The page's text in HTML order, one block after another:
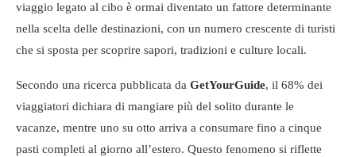
viaggio legato al cibo è ormai diventato un fattore determinante
nella scelta delle destinazioni, con un numero crescente di turisti
che si sposta per scoprire sapori, tradizioni e culture locali.
Secondo una ricerca pubblicata da GetYourGuide, il 68% dei
viaggiatori dichiara di mangiare più del solito durante le
vacanze, mentre uno su otto arriva a consumare fino a cinque
pasti completi al giorno all’estero. Questo fenomeno si riflette